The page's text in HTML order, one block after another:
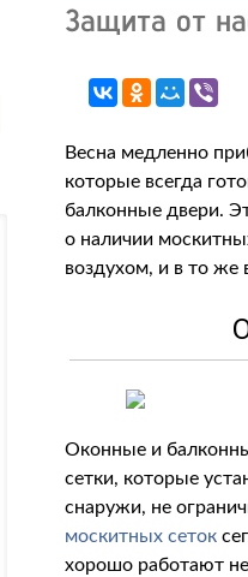
Защита от
Весна медленно
которые всегда
балконные двери.
о наличии
воздухом, и в то же
Оконные и
сетки, которые
снаружи, не
москитных сеток
хорошо работают